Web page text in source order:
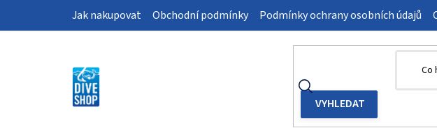
Jak nakupovat Obchodní podmínky Podmínky ochrany osobních údajů